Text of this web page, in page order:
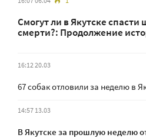
Смогут ли в Якутске
смерти?: Продолжение
16:12 20.03
67 собак отловили за неделю в
14:57 13.03
В Якутске за прошлую неделю